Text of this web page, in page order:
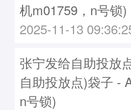
机m01759，n号锁)
2025-11-13
张宁发给自助投放
自助投放点)袋子 -
n号锁)